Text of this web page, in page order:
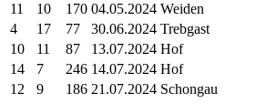
11
10 170 04.05.2024 Weiden
4
17 77
30.06.2024 Trebgast
10
11 87
13.07.2024 Hof
14
7 246 14.07.2024 Hof
12
9 186 21.07.2024 Schongau